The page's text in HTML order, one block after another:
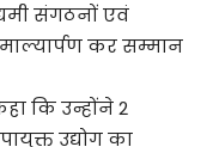
संगठनों एवं
कर सम्मान
कि उन्होंने 2
उद्योग का